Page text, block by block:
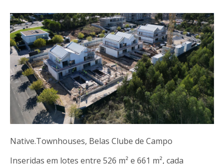
Native.Townhouses, Belas Clube de Campo
Inseridas em lotes entre 526 m² e 661 m², cada